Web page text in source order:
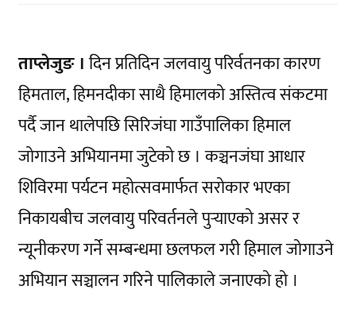
ताप्लेजुङ ।दिन प्रतिदिन जलवायु परिर्वतनका कारण
हिमताल, हिमनदीका साथै हिमालको अस्तित्व संकटमा
पर्दै जान थालेपछि सिरिजंघा गाउँपालिका हिमाल
जोगाउने अभियानमा जुटेको छ । कञ्चनजंघा आधार
शिविरमा पर्यटन महोत्सवमार्फत सरोकार भएका
निकायबीच जलवायु परिवर्तनले पुर्‍याएको असर र
न्यूनीकरण गर्ने सम्बन्धमा छलफल गरी हिमाल जोगाउने
अभियान सञ्चालन गरिने पालिकाले जनाएको हो ।